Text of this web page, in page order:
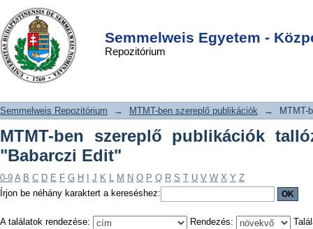
Semmelweis Egyetem -
Repozitórium
MTMT-ben szereplő publikációk
tallózása szerző szerint "Babarczi
Edit"
DSpace/Manakin Repository
Semmelweis Repozitórium → MTMT-ben szereplő publikációk → MTMT-
MTMT-ben szereplő publikációk
"Babarczi Edit"
0-9 A B C D E F G H J K L M N O P Q R S T U V W X Y Z
Írjon be néhány karaktert a kereséshez:
A találatok rendezése: Rendezés: